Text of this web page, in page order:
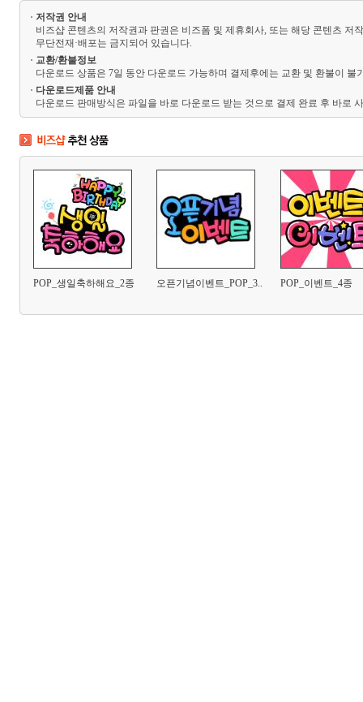
저작권 안내
비즈샵 콘텐츠의 저작권과 판권은 비즈폼 및 제휴회사, 또는 해당 콘텐츠 저
무단전재·배포는 금지되어 있습니다.
교환/환불정보
다운로드 상품은 7일 동안 다운로드 가능하며 결제후에는 교환 및 환불이
다운로드제품 안내
다운로드 판매방식은 파일을 바로 다운로드 받는 것으로 결제 완료 후 바로
POP_생일축하해요_2종 오픈기념이벤트_POP_3.. POP_이벤트_4종